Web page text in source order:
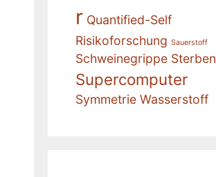
r Quantified-Self
Risikoforschung Sauerstoff
Schweinegrippe Sterben
Supercomputer
Symmetrie Wasserstoff